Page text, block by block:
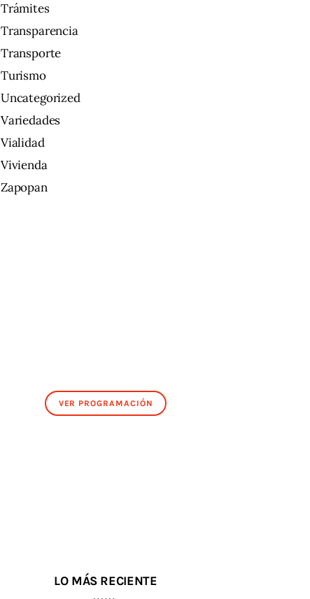
Trámites
Transparencia
Transporte
Turismo
Uncategorized
Variedades
Vialidad
Vivienda
Zapopan
VER PROGRAMACIÓN
LO MÁS RECIENTE